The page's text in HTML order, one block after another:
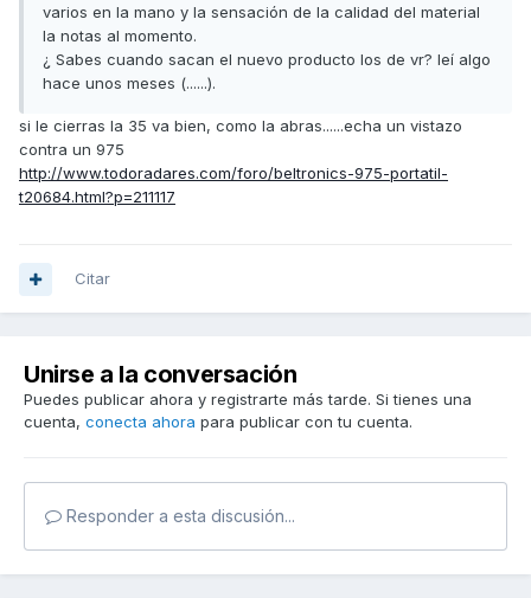
varios en la mano y la sensación de la calidad del material
la notas al momento.
¿ Sabes cuando sacan el nuevo producto los de vr? leí algo
hace unos meses (......).
si le cierras la 35 va bien, como la abras......echa un vistazo
contra un 975
http://www.todoradares.com/foro/beltronics-975-portatil-
t20684.html?p=211117
Citar
Unirse a la conversación
Puedes publicar ahora y registrarte más tarde. Si tienes una
cuenta, conecta ahora para publicar con tu cuenta.
Responder a esta discusión...